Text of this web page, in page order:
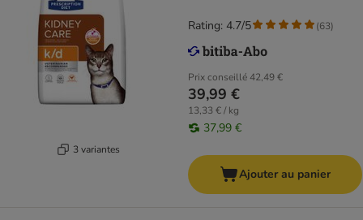
3 variantes
Prix conseillé42,49 €
39,99 €
13,33 € / kg
37,99 €
Rating: 4.7/5 (63)
Ajouter au panier